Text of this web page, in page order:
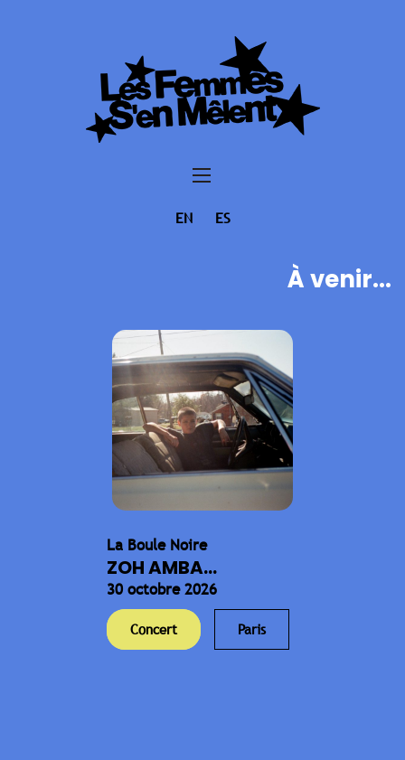
EN ES
À venir...
La Boule Noire
ZOH AMBA...
30 octobre 2026
Concert Paris